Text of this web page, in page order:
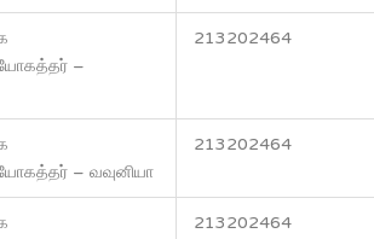
–
213202464
– வவுனியா
213202464
213202464